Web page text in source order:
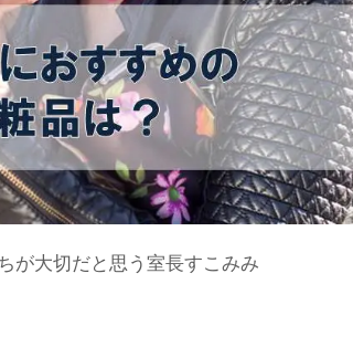
が大切だと思う室長すこみみ